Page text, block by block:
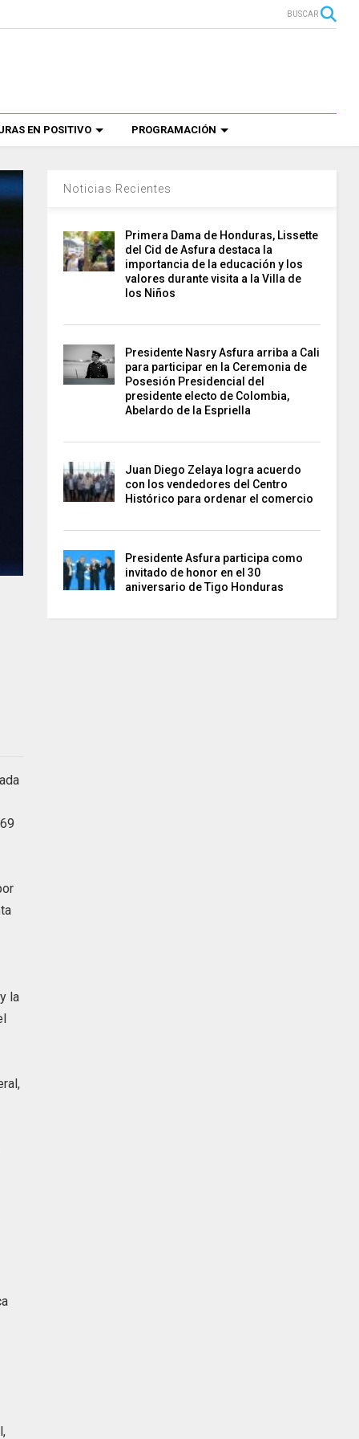
BUSCAR
EN POSITIVO PROGRAMACIÓN
la
Noticias Recientes
Primera Dama de Honduras, Lissette
del Cid de Asfura destaca la
importancia de la educación y los
valores durante visita a la Villa de
los Niños
Presidente Nasry Asfura arriba a Cali
para participar en la Ceremonia de
Posesión Presidencial del
presidente electo de Colombia,
Abelardo de la Espriella
Juan Diego Zelaya logra acuerdo
con los vendedores del Centro
Histórico para ordenar el comercio
Presidente Asfura participa como
invitado de honor en el 30
aniversario de Tigo Honduras